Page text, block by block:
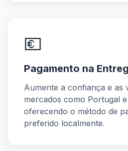
💶
Pagamento na
Aumente a confiança e as
mercados como Portugal
oferecendo o método de
preferido localmente.